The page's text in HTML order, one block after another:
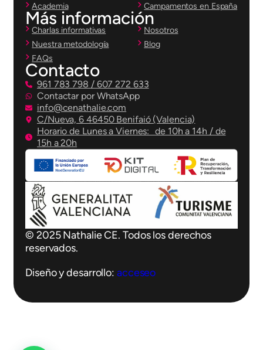
Academia Campamentos en España
Más información
Charlas informativas
Nosotros
Nuestra metodología
Blog
FAQs
Contacto
961 783 798 / 607 272 633
Contactar por WhatsApp
info@cenathalie.com
C/Nueva, 6 46450 Benifaió (Valencia)
Horario de Lunes a Viernes: de 10h a 14h / de
15h a 20h
© 2025 Nathalie CE. Todos los derechos
reservados.
Diseño y desarrollo: acceseo